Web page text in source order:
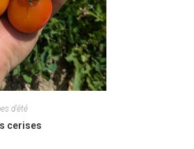
d'été
cerises